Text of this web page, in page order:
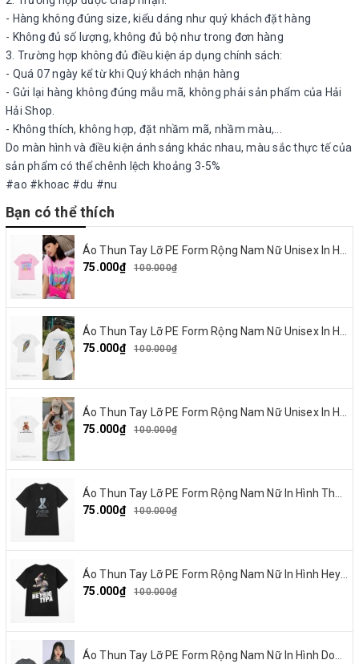
- Hàng không đúng size, kiểu dáng như quý khách đặt hàng
- Không đủ số lượng, không đủ bộ như trong đơn hàng
3. Trường hợp không đủ điều kiện áp dụng chính sách:
- Quá 07 ngày kể từ khi Quý khách nhận hàng
- Gửi lại hàng không đúng mẫu mã, không phải sản phẩm của Hải
Hải Shop.
- Không thích, không hợp, đặt nhầm mã, nhầm màu,...
Do màn hình và điều kiện ánh sáng khác nhau, màu sắc thực tế của
sản phẩm có thể chênh lệch khoảng 3-5%
#ao #khoac #du #nu
Bạn có thể thích
75.000₫
100.000₫
75.000₫
100.000₫
75.000₫
100.000₫
75.000₫
100.000₫
75.000₫
100.000₫